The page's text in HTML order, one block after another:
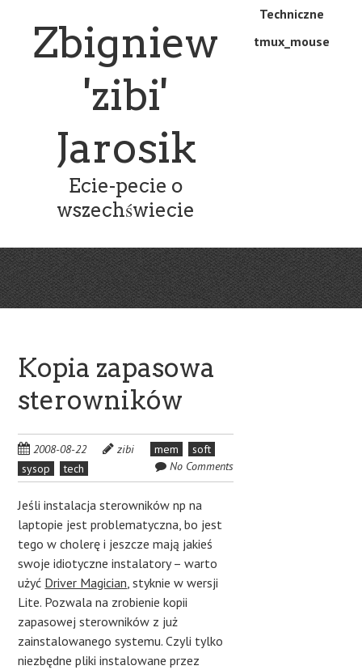
Zbigniew
'zibi'
Jarosik
Ecie-pecie o
wszechświecie
Menu
content
Techniczne
tmux_mouse
Kopia zapasowa
sterowników
2008-08-22 zibi mem
soft
sysop
tech No Comments
Jeśli instalacja sterowników np na
laptopie jest problematyczna, bo jest
tego w cholerę i jeszcze mają jakieś
swoje idiotyczne instalatory – warto
użyć Driver Magician, styknie w wersji
Lite. Pozwala na zrobienie kopii
zapasowej sterowników z już
zainstalowanego systemu. Czyli tylko
niezbędne pliki instalowane przez